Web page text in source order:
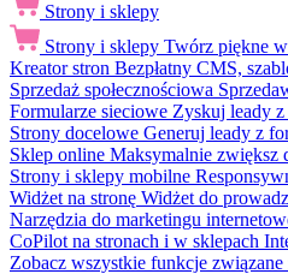
Strony i sklepy
Strony i sklepy Twórz piękne
Kreator stron Bezpłatny CMS,
Sprzedaż społecznościowa
Formularze sieciowe Zyskuj leady
Strony docelowe Generuj leady z
Sklep online Maksymalnie zwiększ
Strony i sklepy mobilne
Widżet na stronę Widżet do
Narzędzia do marketingu
CoPilot na stronach i w sklepach
Zobacz wszystkie funkcje